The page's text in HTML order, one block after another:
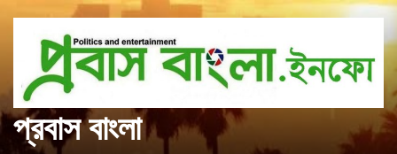
content
প্রবাস বাংলা